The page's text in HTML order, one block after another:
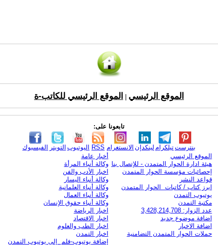
الموقع الرئيسي الموقع الرئيسي للكاتب-ة
تابعونا على:
الفيسبوك التويتر اليوتيوب RSS الانستغرام لينكدإن تيلكرامبنترست
الموقع الرئيسي
هيئة ادارة الحوار المتمدن - للإتصال بنا
إحصائيات مؤسسة الحوار المتمدن
قواعد النشر
ابرز كتاب / كاتبات الحوار المتمدن
يوتيوب التمدن
مكتبة التمدن
عدد الزوار: 3,428,214,708
اضافة موضوع جديد
اضافة الاخبار
حملات الحوار المتمدن التضامنية
أخبار عامة
وكالة أنباء المرأة
اخبار الأدب والفن
وكالة أنباء اليسار
وكالة أنباء العلمانية
وكالة أنباء العمال
وكالة أنباء حقوق الإنسان
اخبار الرياضة
اخبار الاقتصاد
اخبار الطب والعلوم
اخبار التمدن
إضافة يوتيوب-فلم إلى يوتيوب التمدن